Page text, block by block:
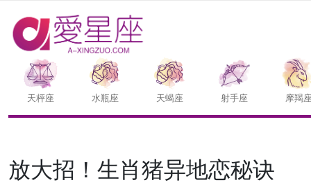
天枰座 水瓶座 天蝎座 射手座 摩羯
放大招！生肖猪异地恋秘诀